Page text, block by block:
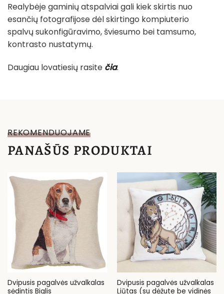
Realybėje gaminių atspalviai gali kiek skirtis nuo
esančių fotografijose dėl skirtingo kompiuterio
spalvų sukonfigūravimo, šviesumo bei tamsumo,
kontrasto nustatymų.
Daugiau lovatiesių rasite čia.
REKOMENDUOJAME
PANAŠŪS PRODUKTAI
Dvipusis pagalvės užvalkalas
sėdintis Biglis
Dvipusis pagalvės užvalkalas
Liūtas (su dėžute be vidinės